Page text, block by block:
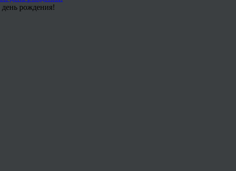
день рождения!